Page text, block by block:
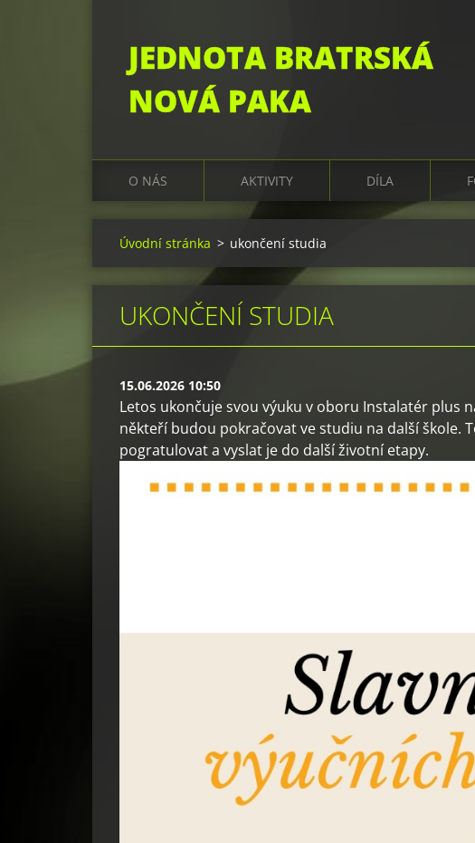
JEDNOTA BRATRSKÁ
NOVÁ PAKA
O NÁS AKTIVITY DÍLA
Úvodní stránka > ukončení studia
UKONČENÍ STUDIA
15.06.2026 10:50
Letos ukončuje svou výuku v oboru Instalatér plus
někteří budou pokračovat ve studiu na další škole.
pogratulovat a vyslat je do další životní etapy.